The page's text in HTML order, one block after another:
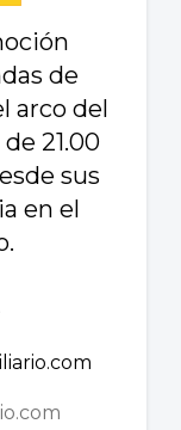
de
arco del
21.00
sus
en el